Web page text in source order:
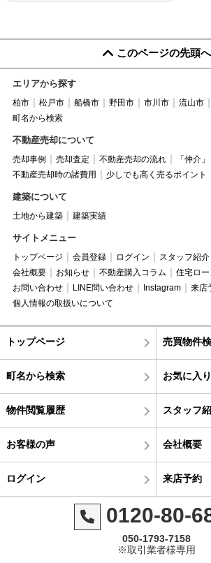
このページの先頭へ
エリアから探す
柏市 松戸市 船橋市 野田市 市川市 流山市
町名から検索
不動産売却について
売却事例 売却査定 不動産売却の流れ
「仲介
不動産売却時の諸費用
少しでも高く売るポイント
建築について
土地から建築 建築実績
サイトメニュー
トップページ 会員登録 ログイン スタッフ紹介
会社概要
お知らせ 不動産購入コラム
住宅ロ
お問い合わせ
LINE問い合わせ Instagram
来店
個人情報の取扱いについて
トップページ 売買物件
町名から検索 お気に入
物件閲覧履歴 スタッフ
お客様の声 会社概要
ログイン 来店予約
0120-80-
050-1793-7158
※取引業者様専用